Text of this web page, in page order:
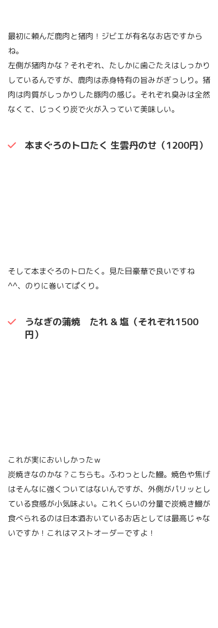
最初に頼んだ鹿肉と猪肉！ジビエが有名なお店ですから
ね。
左側が猪肉かな？それぞれ、たしかに歯ごたえはしっかり
しているんですが、鹿肉は赤身特有の旨みがぎっしり。猪
肉は肉質がしっかりした豚肉の感じ。それぞれ臭みは全然
なくて、じっくり炭で火が入っていて美味しい。
本まぐろのトロたく 生雲丹のせ（1200円）
そして本まぐろのトロたく。見た目豪華で良いですね
^^、のりに巻いてぱくり。
うなぎの蒲焼 たれ & 塩（それぞれ1500
円）
これが実においしかったｗ
炭焼きなのかな？こちらも。ふわっとした鰻。焼色や焦げ
はそんなに強くついてはないんですが、外側がパリッとし
ている食感が小気味よい。これくらいの分量で炭焼き鰻が
食べられるのは日本酒おいているお店としては最高じゃな
いですか！これはマストオーダーですよ！